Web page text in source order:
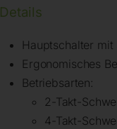
Details
Hauptschalter
Ergonomisches
Betriebsarten:
2-Takt-
4-Takt-